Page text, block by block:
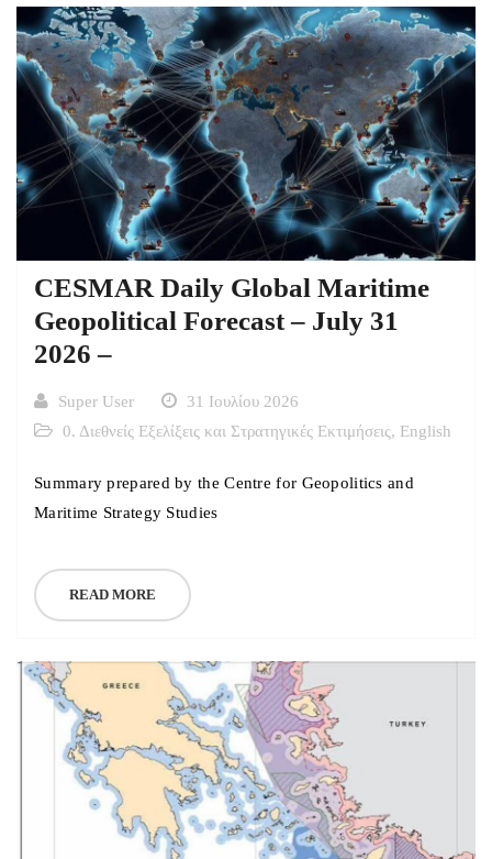
CESMAR Daily Global Maritime
Geopolitical Forecast – July 31
2026 –
Super User
31 Ιουλίου 2026
0. Διεθνείς Εξελίξεις και Στρατηγικές Εκτιμήσεις, English
Summary prepared by the Centre for Geopolitics and
Maritime Strategy Studies
READ MORE